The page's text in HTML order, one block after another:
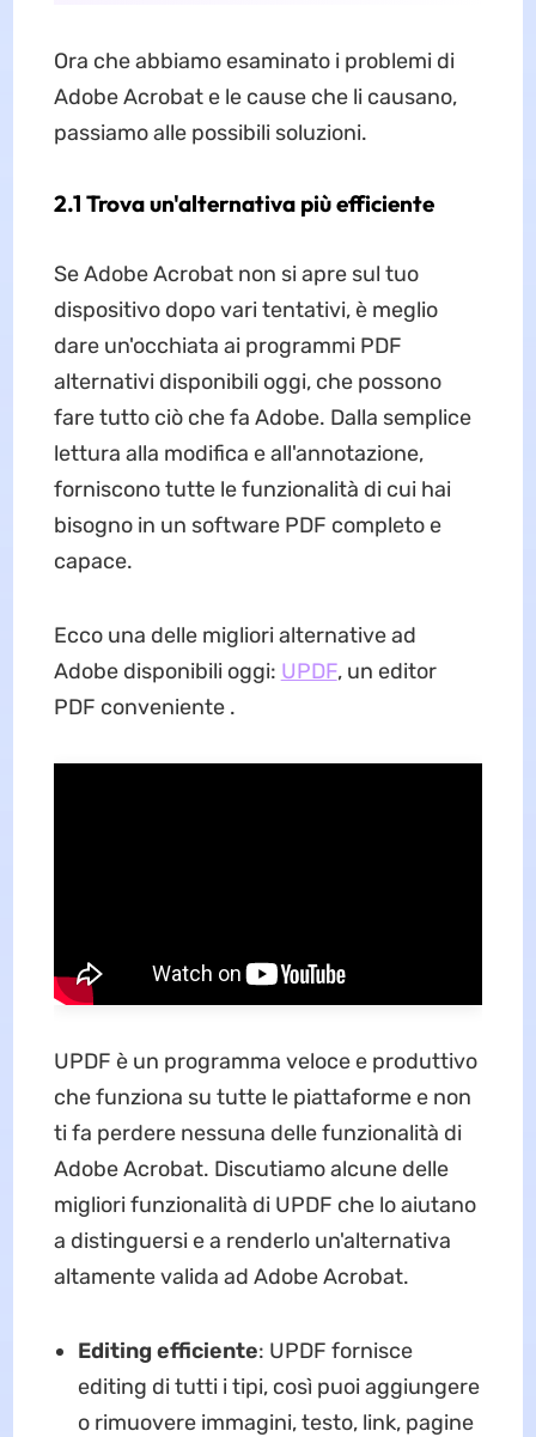
Ora che abbiamo esaminato i problemi di
Adobe Acrobat e le cause che li causano,
passiamo alle possibili soluzioni.
2.1 Trova un'alternativa più efficiente
Se Adobe Acrobat non si apre sul tuo
dispositivo dopo vari tentativi, è meglio
dare un'occhiata ai programmi PDF
alternativi disponibili oggi, che possono
fare tutto ciò che fa Adobe. Dalla semplice
lettura alla modifica e all'annotazione,
forniscono tutte le funzionalità di cui hai
bisogno in un software PDF completo e
capace.
Ecco una delle migliori alternative ad
Adobe disponibili oggi: UPDF, un editor
PDF conveniente .
UPDF è un programma veloce e produttivo
che funziona su tutte le piattaforme e non
ti fa perdere nessuna delle funzionalità di
Adobe Acrobat. Discutiamo alcune delle
migliori funzionalità di UPDF che lo aiutano
a distinguersi e a renderlo un'alternativa
altamente valida ad Adobe Acrobat.
Editing efficiente: UPDF fornisce
editing di tutti i tipi, così puoi aggiungere
o rimuovere immagini, testo, link, pagine